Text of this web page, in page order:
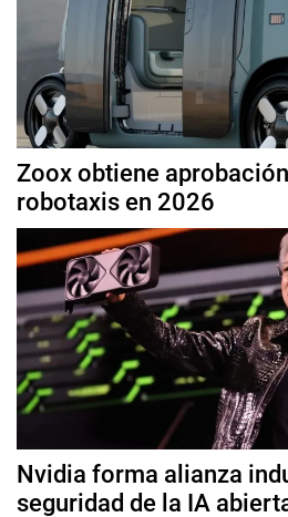
Zoox obtiene
robotaxis en 2026
Nvidia forma alianza
seguridad de la IA